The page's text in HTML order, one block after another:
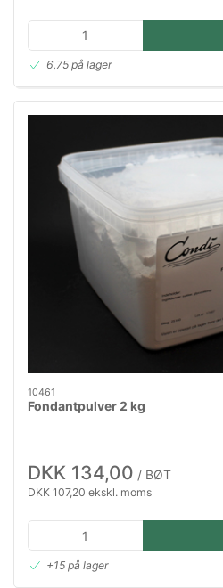
6,75 på lager
10461
Fondantpulver 2 kg
DKK 134,00 / BØT
DKK 107,20 ekskl. moms
+15 på lager